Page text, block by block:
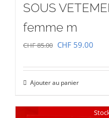
SOUS
femme m
CHF85.00 Le
était :
CHF 85.00.
CHF 59.00
Ajouter au panier